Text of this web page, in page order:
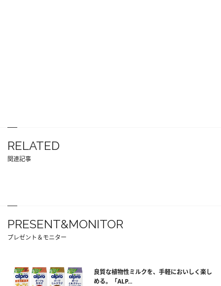
RELATED
関連記事
PRESENT&MONITOR
プレゼント＆モニター
良質な植物性ミルクを、手軽においしく楽し
める。「ALP...